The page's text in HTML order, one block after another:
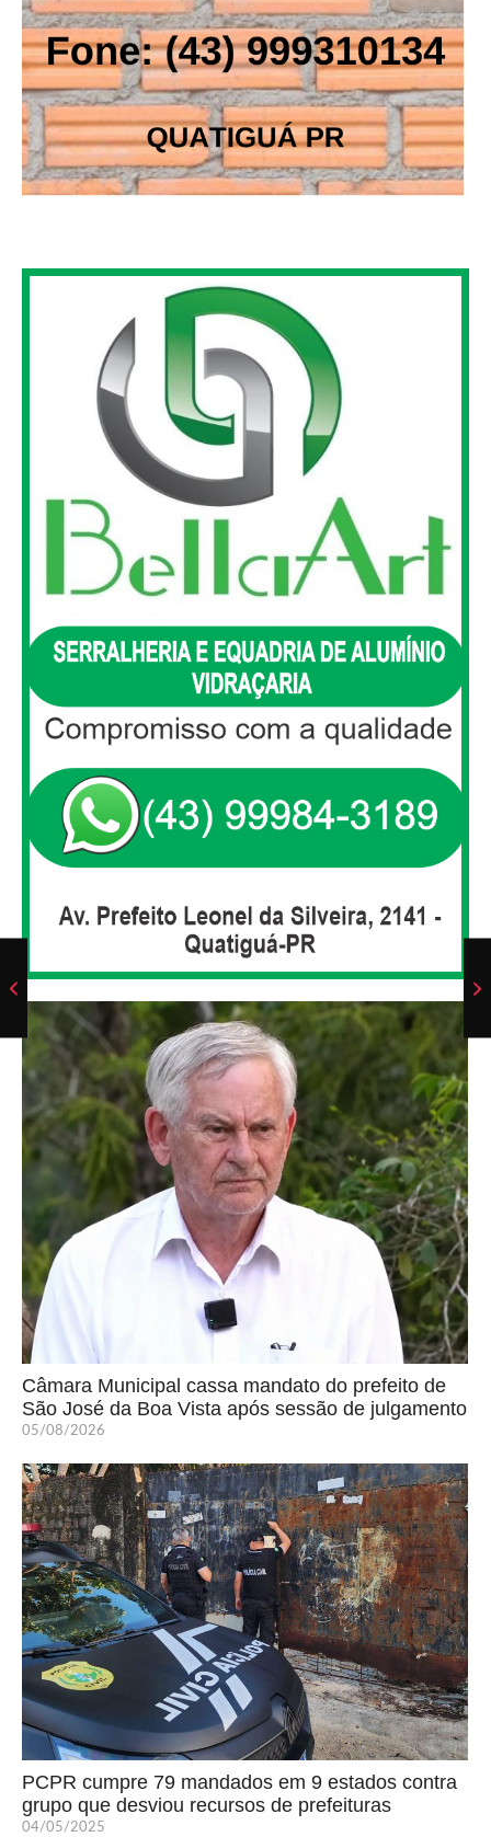
Câmara Municipal cassa mandato do prefeito de
São José da Boa Vista após sessão de julgamento
05/08/2026
PCPR cumpre 79 mandados em 9 estados contra
grupo que desviou recursos de prefeituras
04/05/2025